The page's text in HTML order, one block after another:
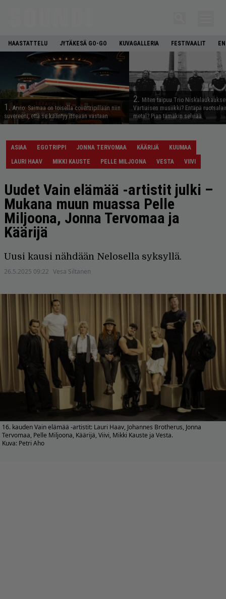
HAASTATTELU JYTÄKESÄ GO-GO KUVAGALLERIA FESTIVAALIT
1. Arvio: Saimaa on toisella covertripillään niin
suvereeni, että se kääntyy itseään vastaan
2. Miten taipuu Trio
Vartiaisen musiikki? Entäpä
metal? Pian tämäkin selviää
ASIAA EGOTRIPPI JONNA TERVOMAA KÄÄRIJÄ
KUUMAA
LAURI HAAV
MIKKI KAUSTE PELLE MILJOONA VESTA VIIVI
Uudet Vain elämää -artistit julki –
Mukana muun muassa Pelle
Miljoona, Jonna Tervomaa ja
Käärijä
Uusi kausi nähdään Nelosella syksyllä.
26.5.2025 09:22 Vesa Siltanen
16. kauden Vain elämää -artistit: Lauri Haav, Johannes Brotherus, Jonna
Tervomaa, Pelle Miljoona, Käärijä, Viivi, Mikki Kauste ja Vesta.
Kuva: Petri Aho